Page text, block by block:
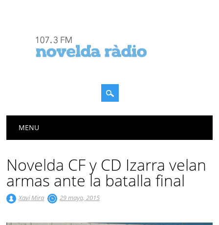
Menú principal
MENU
Novelda CF y CD Izarra velan
armas ante la batalla final
Xavi Mira 29 mayo, 2015